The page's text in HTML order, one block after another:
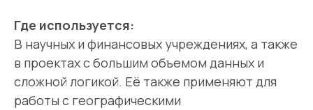
Где используется:
В научных и финансовых учреждениях, а также
в проектах с большим объемом данных и
сложной логикой. Её также применяют для
работы с географическими